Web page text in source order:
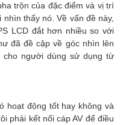
trộn của đặc điểm và vị trí
thấy nó. Về vấn đề này,
LCD đắt hơn nhiều so với
đã đề cập về góc nhìn lên
người dùng sử dụng từ
hoạt động tốt hay không và
phải kết nối cáp AV để điều